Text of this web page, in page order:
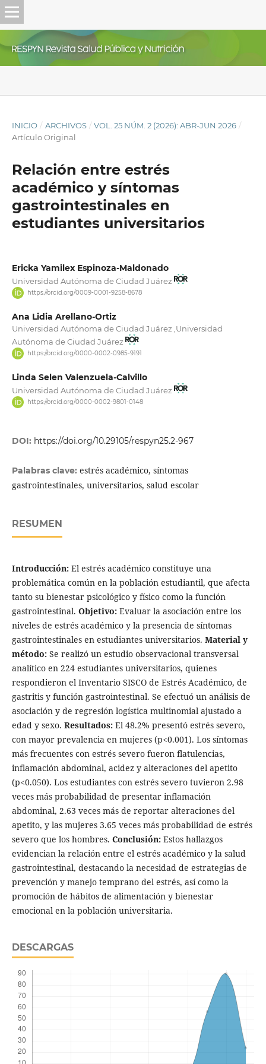
INICIO / ARCHIVOS / VOL. 25 NÚM. 2 (2026): ABR-JUN 2026 /
Artículo Original
Relación entre estrés
académico y síntomas
gastrointestinales en
estudiantes universitarios
Ericka Yamilex Espinoza-Maldonado
Universidad Autónoma de Ciudad Juárez
https://orcid.org/0009-0001-9258-8678
Ana Lidia Arellano-Ortiz
Universidad Autónoma de Ciudad Juárez ,Universidad
Autónoma de Ciudad Juárez
https://orcid.org/0000-0002-0985-9191
Linda Selen Valenzuela-Calvillo
Universidad Autónoma de Ciudad Juárez
https://orcid.org/0000-0002-9801-0148
DOI: https://doi.org/10.29105/respyn25.2-967
Palabras clave: estrés académico, síntomas
gastrointestinales, universitarios, salud escolar
RESUMEN
Introducción:El estrés académico constituye una
problemática común en la población estudiantil, que afecta
tanto su bienestar psicológico y físico como la función
gastrointestinal. Objetivo:Evaluar la asociación entre los
niveles de estrés académico y la presencia de síntomas
gastrointestinales en estudiantes universitarios. Material y
método:Se realizó un estudio observacional transversal
analítico en 224 estudiantes universitarios, quienes
respondieron el Inventario SISCO de Estrés Académico, de
gastritis y función gastrointestinal. Se efectuó un análisis de
asociación y de regresión logística multinomial ajustado a
edad y sexo. Resultados:El 48.2% presentó estrés severo,
con mayor prevalencia en mujeres (p<0.001). Los síntomas
más frecuentes con estrés severo fueron flatulencias,
inflamación abdominal, acidez y alteraciones del apetito
(p<0.050). Los estudiantes con estrés severo tuvieron 2.98
veces más probabilidad de presentar inflamación
abdominal, 2.63 veces más de reportar alteraciones del
apetito, y las mujeres 3.65 veces más probabilidad de estrés
severo que los hombres. Conclusión:Estos hallazgos
evidencian la relación entre el estrés académico y la salud
gastrointestinal, destacando la necesidad de estrategias de
prevención y manejo temprano del estrés, así como la
promoción de hábitos de alimentación y bienestar
emocional en la población universitaria.
DESCARGAS